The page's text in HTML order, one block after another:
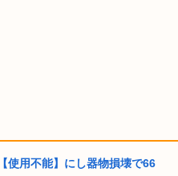
使用不能】にし器物損壊で66